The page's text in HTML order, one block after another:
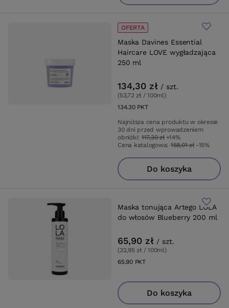
Maska Davines Essential
Haircare LOVE wygładzająca
250 ml
OFERTA
134,30 zł / szt.
(53,72 zł / 100ml)
134.30PKTpunktów
Najniższa cena produktu w okresie
30 dni przed wprowadzeniem
obniżki: 117,30 zł +14%
Cena katalogowa: 158,01 zł -15%
Do koszyka
Maska tonująca Artego LOLA
do włosów Blueberry 200 ml
65,90 zł / szt.
(32,95 zł / 100ml)
65.90PKTpunktów
Do koszyka